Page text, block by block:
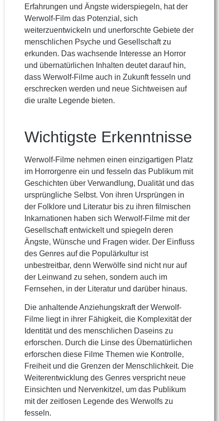
Erfahrungen und Ängste widerspiegeln, hat der
Werwolf-Film das Potenzial, sich
weiterzuentwickeln und unerforschte Gebiete der
menschlichen Psyche und Gesellschaft zu
erkunden. Das wachsende Interesse an Horror
und übernatürlichen Inhalten deutet darauf hin,
dass Werwolf-Filme auch in Zukunft fesseln und
erschrecken werden und neue Sichtweisen auf
die uralte Legende bieten.
Wichtigste Erkenntnisse
Werwolf-Filme nehmen einen einzigartigen Platz
im Horrorgenre ein und fesseln das Publikum mit
Geschichten über Verwandlung, Dualität und das
ursprüngliche Selbst. Von ihren Ursprüngen in
der Folklore und Literatur bis zu ihren filmischen
Inkarnationen haben sich Werwolf-Filme mit der
Gesellschaft entwickelt und spiegeln deren
Ängste, Wünsche und Fragen wider. Der Einfluss
des Genres auf die Populärkultur ist
unbestreitbar, denn Werwölfe sind nicht nur auf
der Leinwand zu sehen, sondern auch im
Fernsehen, in der Literatur und darüber hinaus.
Die anhaltende Anziehungskraft der Werwolf-
Filme liegt in ihrer Fähigkeit, die Komplexität der
Identität und des menschlichen Daseins zu
erforschen. Durch die Linse des Übernatürlichen
erforschen diese Filme Themen wie Kontrolle,
Freiheit und die Grenzen der Menschlichkeit. Die
Weiterentwicklung des Genres verspricht neue
Einsichten und Nervenkitzel, um das Publikum
mit der zeitlosen Legende des Werwolfs zu
fesseln.